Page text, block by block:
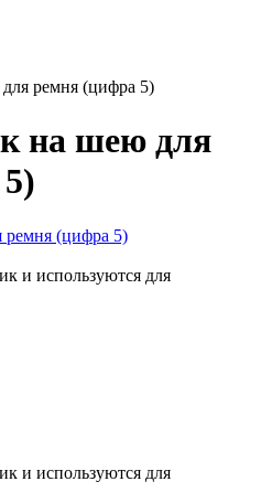
ремня (цифра 5)
на шею для
и используются для
и используются для